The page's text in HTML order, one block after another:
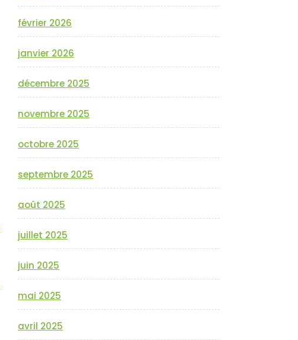
février 2026
janvier 2026
décembre 2025
novembre 2025
octobre 2025
septembre 2025
août 2025
juillet 2025
juin 2025
mai 2025
avril 2025